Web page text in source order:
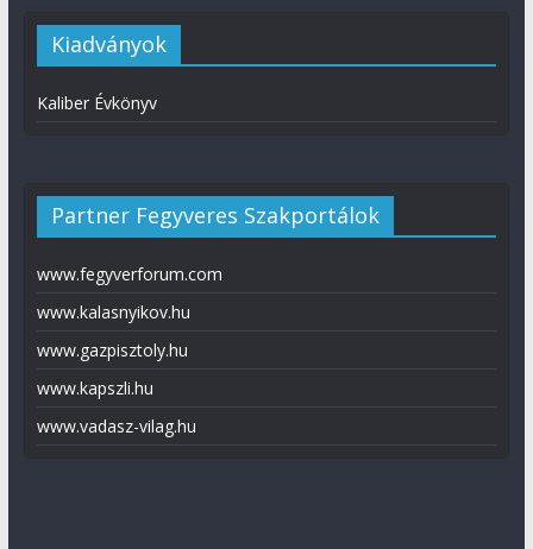
Kiadványok
Kaliber Évkönyv
Partner Fegyveres Szakportálok
www.fegyverforum.com
www.kalasnyikov.hu
www.gazpisztoly.hu
www.kapszli.hu
www.vadasz-vilag.hu